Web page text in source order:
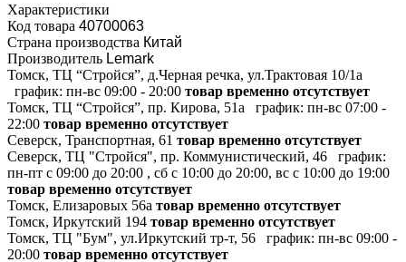
Характеристики
Код товара 40700063
Страна производства Китай
Производитель Lemark
Томск, ТЦ “Стройся”, д.Черная речка, ул.Трактовая 10/1а
график: пн-вс 09:00 - 20:00 товар временно отсутствует
Томск, ТЦ “Стройся”, пр. Кирова, 51а
график: пн-вс 07:00 -
22:00 товар временно отсутствует
Северск, Транспортная, 61 товар временно отсутствует
Северск, ТЦ "Стройся", пр. Коммунистический, 46
график:
пн-пт с 09:00 до 20:00 , сб с 10:00 до 20:00, вс с 10:00 до 19:00
товар временно отсутствует
Томск, Елизаровых 56а товар временно отсутствует
Томск, Иркутский 194 товар временно отсутствует
Томск, ТЦ "Бум", ул.Иркутский тр-т, 56
график: пн-вс 09:00 -
20:00 товар временно отсутствует